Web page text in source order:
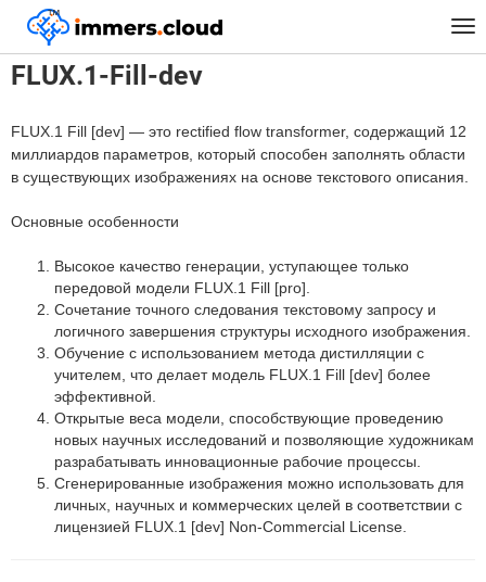
™
Главная Модели FLUX.1-Fill-dev
FLUX.1-Fill-dev
FLUX.1 Fill [dev] — это rectified flow transformer, содержащий 12
миллиардов параметров, который способен заполнять области
в существующих изображениях на основе текстового описания.
Основные особенности
Высокое качество генерации, уступающее только
передовой модели FLUX.1 Fill [pro].
Сочетание точного следования текстовому запросу и
логичного завершения структуры исходного изображения.
Обучение с использованием метода дистилляции с
учителем, что делает модель FLUX.1 Fill [dev] более
эффективной.
Открытые веса модели, способствующие проведению
новых научных исследований и позволяющие художникам
разрабатывать инновационные рабочие процессы.
Сгенерированные изображения можно использовать для
личных, научных и коммерческих целей в соответствии с
лицензией FLUX.1 [dev] Non-Commercial License.